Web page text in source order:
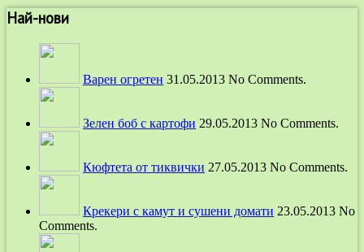
Най-нови
Варен огретен 31.05.2013 No Comments.
Зелен боб с картофи 29.05.2013 No Comments.
Кюфтета от тиквички 27.05.2013 No Comments.
Крекери с камут и сушени домати 23.05.2013 No
Comments.